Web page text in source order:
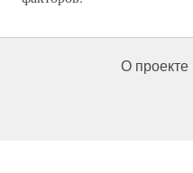
О проекте